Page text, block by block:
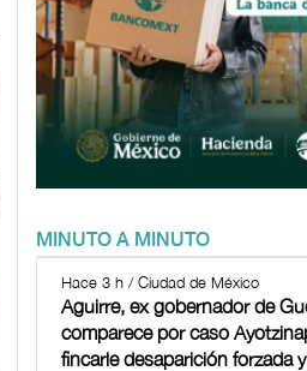
MINUTO A MINUTO
Hace 3 h / Ciudad de México
Aguirre, ex gobernador de
comparece por caso
fincarle desaparición forzada